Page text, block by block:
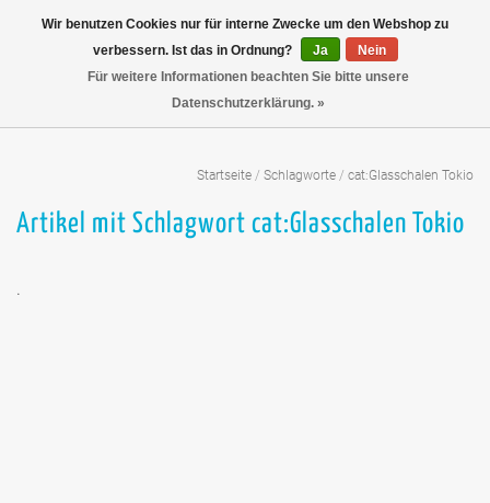
Startseite / Schlagworte / cat:Glasschalen Tokio
Artikel mit Schlagwort cat:Glasschalen Tokio
.
Wir benutzen Cookies nur für interne Zwecke um den Webshop zu
verbessern. Ist das in Ordnung?
Ja
Nein
Für weitere Informationen beachten Sie bitte unsere
Datenschutzerklärung. »